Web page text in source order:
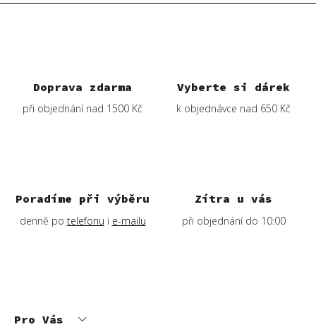
Doprava zdarma
při objednání nad 1500 Kč
Vyberte si dárek
k objednávce nad 650 Kč
Poradíme při výběru
denně po telefonu i e-mailu
Zítra u vás
při objednání do 10:00
Pro Vás